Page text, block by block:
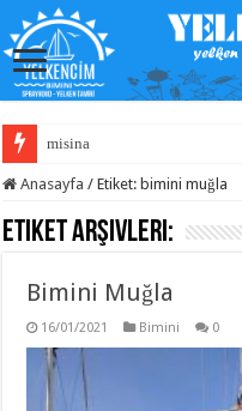
misina
Anasayfa / Etiket: bimini muğla
Etiket Arşivleri:
Bimini Muğla
16/01/2021 Bimini 0